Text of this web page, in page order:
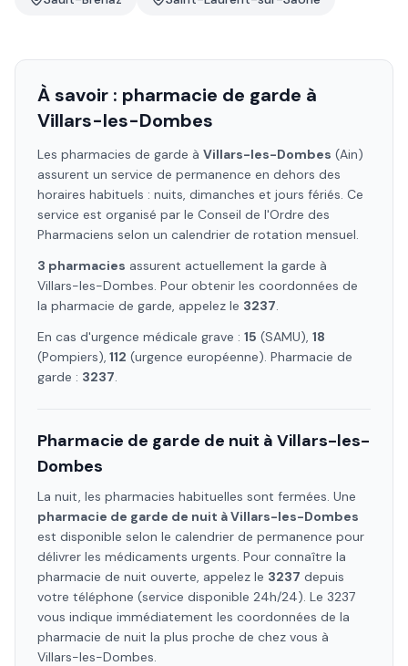
À savoir : pharmacie de garde à
Villars-les-Dombes
Les pharmacies de garde à Villars-les-Dombes (Ain)
assurent un service de permanence en dehors des
horaires habituels : nuits, dimanches et jours fériés. Ce
service est organisé par le Conseil de l'Ordre des
Pharmaciens selon un calendrier de rotation mensuel.
3 pharmacies assurent actuellement la garde à
Villars-les-Dombes. Pour obtenir les coordonnées de
la pharmacie de garde, appelez le 3237.
En cas d'urgence médicale grave : 15 (SAMU), 18
(Pompiers), 112 (urgence européenne). Pharmacie de
garde : 3237.
Pharmacie de garde de nuit à Villars-les-
Dombes
La nuit, les pharmacies habituelles sont fermées. Une
pharmacie de garde de nuit àVillars-les-Dombes
est disponible selon le calendrier de permanence pour
délivrer les médicaments urgents. Pour connaître la
pharmacie de nuit ouverte, appelez le 3237 depuis
votre téléphone (service disponible 24h/24). Le 3237
vous indique immédiatement les coordonnées de la
pharmacie de nuit la plus proche de chez vous à
Villars-les-Dombes.